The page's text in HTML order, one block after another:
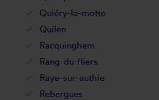
Quiéry-la-motte
Quilen
Racquinghem
Rang-du-fliers
Raye-sur-authie
Rebergues